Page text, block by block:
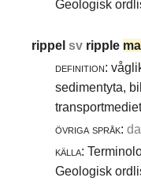
Geologisk
rippelsv ripple
definition:
sedimentyta,
övriga språk:
källa:
Geologisk